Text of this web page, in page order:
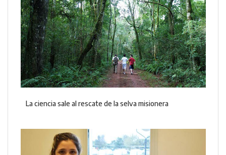
La ciencia sale al rescate de la selva misionera